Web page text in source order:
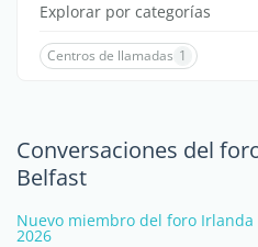
Explorar por categorías
Centros de llamadas 1
Conversaciones del
Belfast
Nuevo miembro del foro
2026